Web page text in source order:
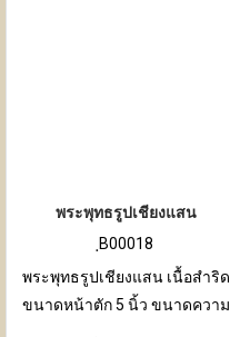
พระพุทธรูปเชียงแสน
ฺB00018
พระพุทธรูปเชียงแสน เนื้อสำริด
ขนาดหน้าตัก 5 นิ้ว ขนาดความ